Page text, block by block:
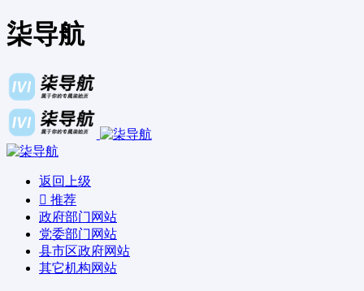
柒导航
返回上级
推荐
政府部门网站
党委部门网站
县市区政府网站
其它机构网站